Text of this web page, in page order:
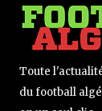
Toute
du football